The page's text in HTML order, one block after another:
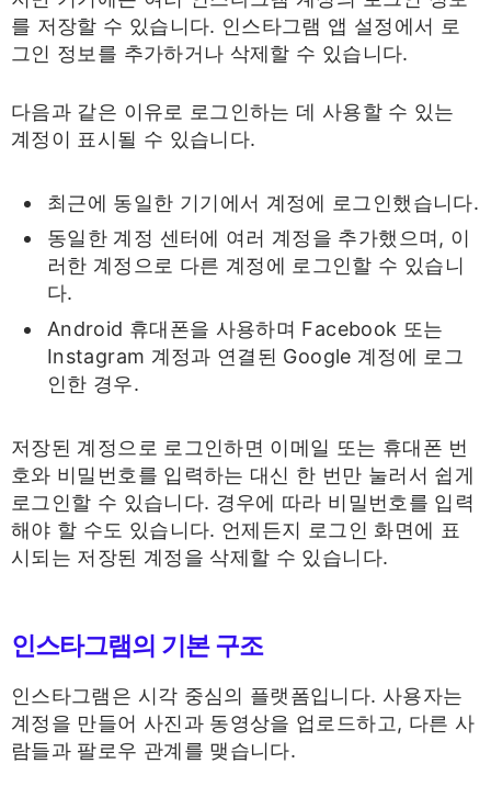
를 저장할 수 있습니다. 인스타그램 앱 설정에서 로
그인 정보를 추가하거나 삭제할 수 있습니다.
다음과 같은 이유로 로그인하는 데 사용할 수 있는
계정이 표시될 수 있습니다.
최근에 동일한 기기에서 계정에 로그인했습니다.
동일한 계정 센터에 여러 계정을 추가했으며, 이
러한 계정으로 다른 계정에 로그인할 수 있습니
다.
Android 휴대폰을 사용하며 Facebook 또는
Instagram 계정과 연결된 Google 계정에 로그
인한 경우.
저장된 계정으로 로그인하면 이메일 또는 휴대폰 번
호와 비밀번호를 입력하는 대신 한 번만 눌러서 쉽게
로그인할 수 있습니다. 경우에 따라 비밀번호를 입력
해야 할 수도 있습니다. 언제든지 로그인 화면에 표
시되는 저장된 계정을 삭제할 수 있습니다.
인스타그램의 기본 구조
인스타그램은 시각 중심의 플랫폼입니다. 사용자는
계정을 만들어 사진과 동영상을 업로드하고, 다른 사
람들과 팔로우 관계를 맺습니다.